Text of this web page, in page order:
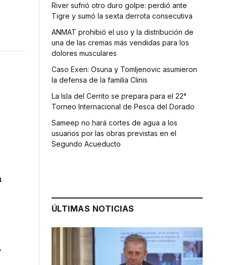
River sufrió otro duro golpe: perdió ante
Tigre y sumó la sexta derrota consecutiva
ANMAT prohibió el uso y la distribución de
una de las cremas más vendidas para los
dolores musculares
Caso Exen: Osuna y Tomljenovic asumieron
la defensa de la familia Clinis
La Isla del Cerrito se prepara para el 22°
Torneo Internacional de Pesca del Dorado
Sameep no hará cortes de agua a los
usuarios por las obras previstas en el
Segundo Acueducto
ÚLTIMAS NOTICIAS